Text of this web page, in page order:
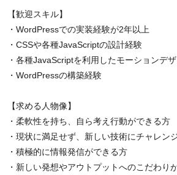
【歓迎スキル】
・WordPressでの実装経験が2年以上
・CSSや各種JavaScriptの設計経験
・各種JavaScriptを利用したモーションデ
・WordPressの構築経験
【求める人物像】
・柔軟性を持ち、自ら考え行動ができる方
・現状に満足せず、新しい技術にチャレン
・積極的に情報発信ができる方
・新しい発想やアウトプットへのこだわり